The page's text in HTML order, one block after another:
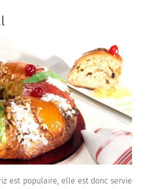
est populaire, elle est donc servie